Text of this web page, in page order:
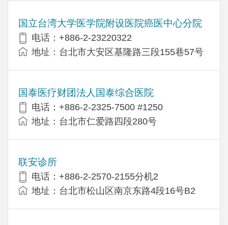
国立台湾大学医学院附设医院癌医中心分院
电话：+886-2-23220322
地址：台北市大安区基隆路三段155巷57号
国泰医疗财团法人国泰综合医院
电话：+886-2-2325-7500 #1250
地址：台北市仁爱路四段280号
联安诊所
电话：+886-2-2570-2155分机2
地址：台北市松山区南京东路4段16号B​​2